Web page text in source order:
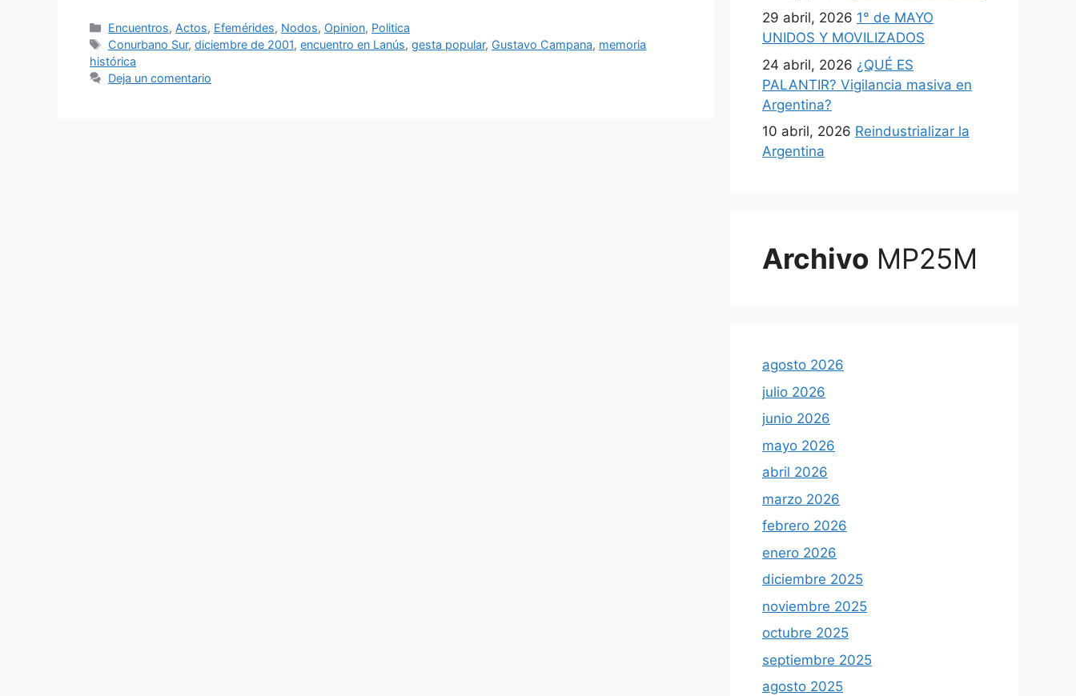
Encuentros, Actos, Efemérides, Nodos, Opinion, Politica
Conurbano Sur,diciembre de 2001,encuentro en Lanús,gesta popular, Gustavo Campana, memoria
histórica
Deja un comentario
29 abril, 2026 1° de MAYO
UNIDOS Y MOVILIZADOS
24 abril, 2026 ¿QUÉ ES
PALANTIR? Vigilancia masiva en
Argentina?
10 abril, 2026 Reindustrializar la
Argentina
Archivo MP25M
agosto 2026
julio 2026
junio 2026
mayo 2026
abril 2026
marzo 2026
febrero 2026
enero 2026
diciembre 2025
noviembre 2025
octubre 2025
septiembre 2025
agosto 2025